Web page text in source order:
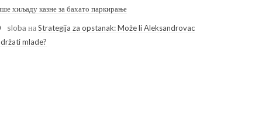
хиљаду казне за бахато паркирање
sloba наStrategija za opstanak: Može li Aleksandrovac
mlade?